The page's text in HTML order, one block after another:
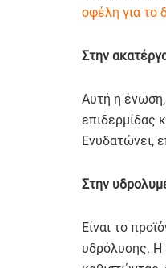
οφέλη για το
Στην
Αυτή η ένωση,
επιδερμίδας
Ενυδατώνει,
Στην
Είναι το
υδρόλυσης. Η